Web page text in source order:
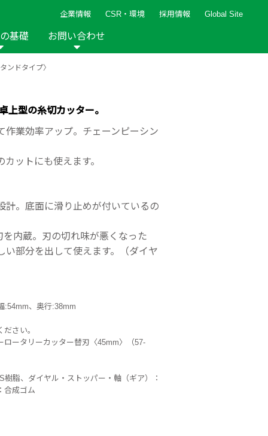
企業情報 CSR・環境 採用情報 Global Site
2013年 2012年
ルト
など
手芸用品
ッズ ペーパークラフト
基礎 お問い合わせ
ンドタイプ〉
上型の糸切カッター。
作業効率アップ。チェーンピーシン
ットにも使えます。
計。底面に滑り止めが付いているの
内蔵。刃の切れ味が悪くなった
い部分を出して使えます。（ダイヤ
、奥行:38mm
さい。
ータリーカッター替刃〈45mm〉（57-
脂、ダイヤル・ストッパー・軸（ギア）：
合成ゴム